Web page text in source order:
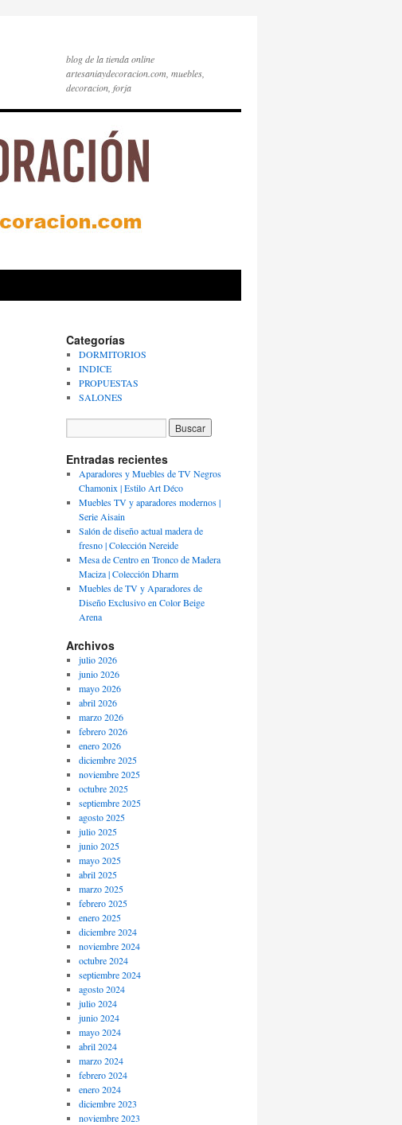
blog de la tienda online
artesaniaydecoracion.com, muebles,
decoracion, forja
Categorías
DORMITORIOS
INDICE
PROPUESTAS
SALONES
Entradas recientes
Aparadores y Muebles de TV Negros
Chamonix | Estilo Art Déco
Muebles TV y aparadores modernos |
Serie Aisain
Salón de diseño actual madera de
fresno | Colección Nereide
Mesa de Centro en Tronco de Madera
Maciza | Colección Dharm
Muebles de TV y Aparadores de
Diseño Exclusivo en Color Beige
Arena
Archivos
julio 2026
junio 2026
mayo 2026
abril 2026
marzo 2026
febrero 2026
enero 2026
diciembre 2025
noviembre 2025
octubre 2025
septiembre 2025
agosto 2025
julio 2025
junio 2025
mayo 2025
abril 2025
marzo 2025
febrero 2025
enero 2025
diciembre 2024
noviembre 2024
octubre 2024
septiembre 2024
agosto 2024
julio 2024
junio 2024
mayo 2024
abril 2024
marzo 2024
febrero 2024
enero 2024
diciembre 2023
noviembre 2023